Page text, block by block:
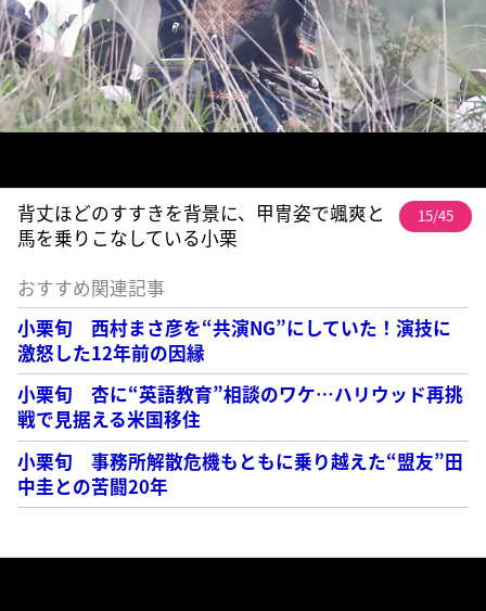
背丈ほどのすすきを背景に、甲冑姿で颯爽と
馬を乗りこなしている小栗
15/45
おすすめ関連記事
小栗旬 西村まさ彦を“共演NG”にしていた！演技に
激怒した12年前の因縁
小栗旬 杏に“英語教育”相談のワケ…ハリウッド再挑
戦で見据える米国移住
小栗旬 事務所解散危機もともに乗り越えた“盟友”田
中圭との苦闘20年